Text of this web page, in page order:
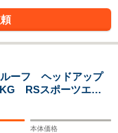
ーフ ヘッドアップ
RSスポーツエキ
クアシスト キャリ
本体価格